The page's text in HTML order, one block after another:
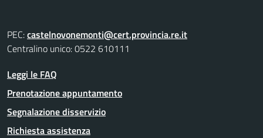
PEC:castelnovonemonti@cert.provincia.re.it
Centralino unico: 0522 610111
Leggi le FAQ
Prenotazione appuntamento
Segnalazione disservizio
Richiesta assistenza